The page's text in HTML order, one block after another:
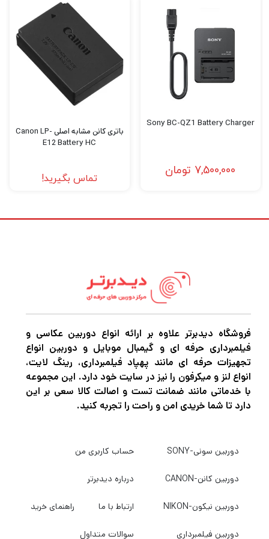
باکیفیت و مجهز برای عکاسی و فیلمبرداری دارید.
اگر میخواهید بهترین دوربین عکاسی و
فیلمبرداری، پهپاد فیلمبرداری، گیمبال دوربین
،گیمبال موبایل و هر نوع تجهیزات آتلیه را با
بهترین کیفیت و قیمت خریداری کنید بهدیدبرتر
Sony BC-QZ1 Battery Charger
7,500,000 تومان
باتری کانن مشابه اصلی Canon LP-
E12 Battery HC
تماس بگیرید!
فروشگاه دیدبرتر علاوه بر ارائه انواع دوربین عکاسی و
فیلمبرداری حرفه ای و گیمبال موبایل و دوربین انواع
تجهیزات حرفه ای مانند پهپاد فیلمبرداری، رینگ لایت،
انواع لنز و میکرفون را نیز در سایت خود دارد. این مجموعه
با خدماتی مانند ضمانت تست و اصالت کالا سعی بر این
دارد تا شما خریدی امن و راحت را تجربه کنید.
دوربین سونی-SONY
دوربین کانن-CANON
دوربین نیکون-NIKON
دوربین فیلمبرداری
حساب کاربری من
درباره دیدبرتر
ارتباط با ما راهنمای خرید
سوالات متداول